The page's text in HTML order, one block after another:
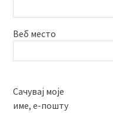
Веб место
Сачувај моје
име, е-пошту